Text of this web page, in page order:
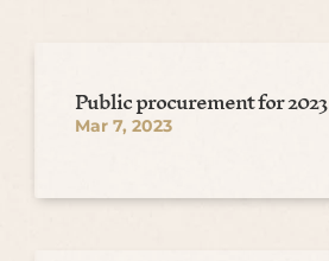
Public procurement for 2023
Mar 7, 2023